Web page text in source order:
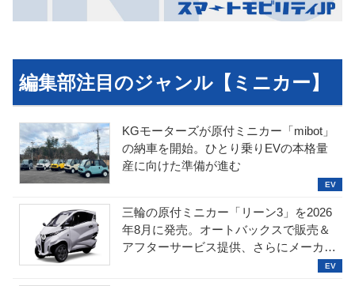
編集部注目のジャンル【ミニカー】
KGモーターズが原付ミニカー「mibot」
の納車を開始。ひとり乗りEVの本格量
産に向けた準備が進む
三輪の原付ミニカー「リーン3」を2026
年8月に発売。オートバックスで販売＆
アフターサービス提供、さらにメーカー